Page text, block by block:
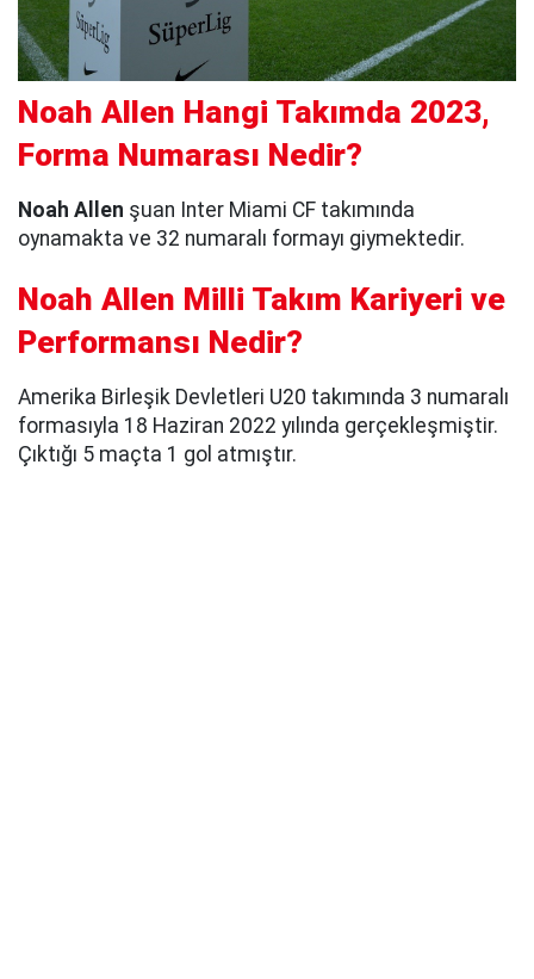
Noah Allen Hangi Takımda 2023,
Forma Numarası Nedir?
Noah Allen şuan Inter Miami CF takımında
oynamakta ve 32 numaralı formayı giymektedir.
Noah Allen Milli Takım Kariyeri ve
Performansı Nedir?
Amerika Birleşik Devletleri U20 takımında 3 numaralı
formasıyla 18 Haziran 2022 yılında gerçekleşmiştir.
Çıktığı 5 maçta 1 gol atmıştır.